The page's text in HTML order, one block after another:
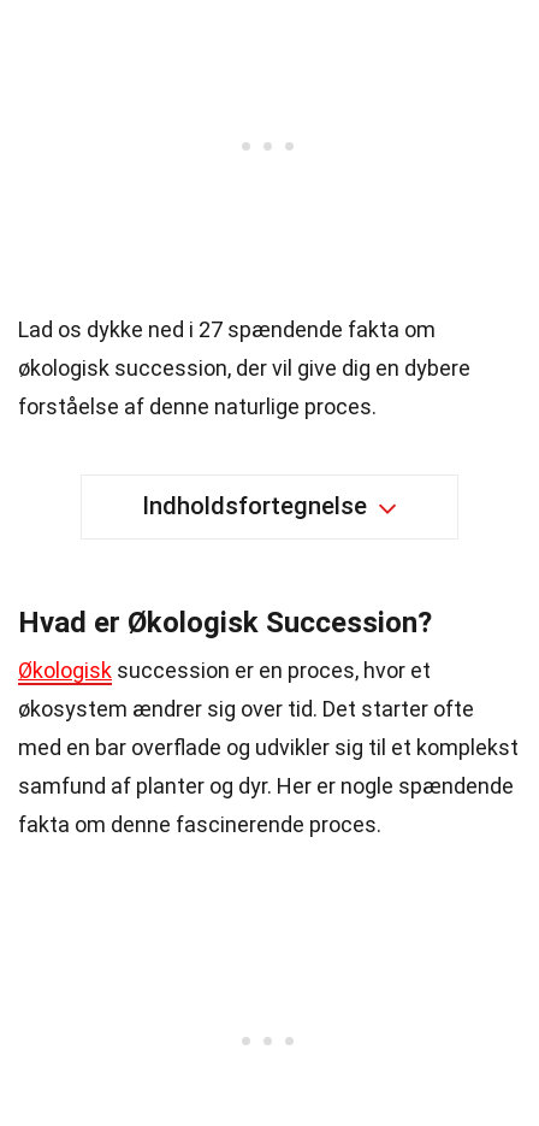
Lad os dykke ned i 27 spændende fakta om
økologisk succession, der vil give dig en dybere
forståelse af denne naturlige proces.
Indholdsfortegnelse
Hvad er Økologisk Succession?
Økologisk succession er en proces, hvor et
økosystem ændrer sig over tid. Det starter ofte
med en bar overflade og udvikler sig til et komplekst
samfund af planter og dyr. Her er nogle spændende
fakta om denne fascinerende proces.